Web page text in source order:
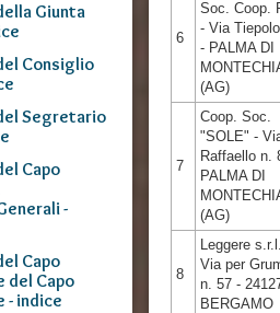
Giunta
Consiglio
Segretario
Capo
-
Capo
del Capo
- indice
6
Soc. Coop.
- Via
- PALMA DI
(AG)
7
Coop. Soc.
"SOLE" -
Raffaello n.
PALMA DI
(AG)
8
Leggere
Via per
n. 57 -
BERGAMO